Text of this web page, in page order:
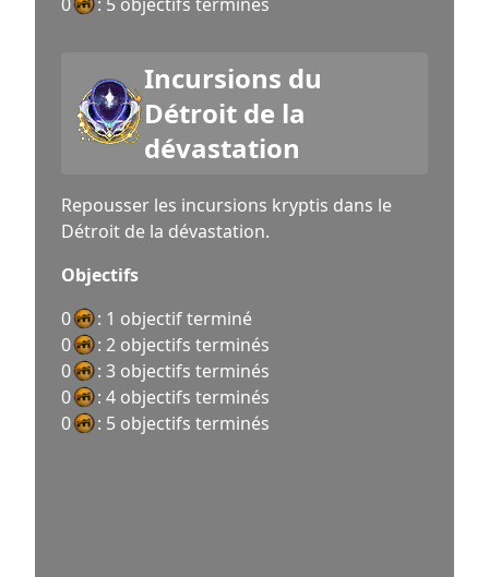
Incursions du
Détroit de la
dévastation
Repousser les incursions kryptis dans le
Détroit de la dévastation.
Objectifs
0
: 1 objectif terminé
0
: 2 objectifs terminés
0
: 3 objectifs terminés
0
: 4 objectifs terminés
0
: 5 objectifs terminés